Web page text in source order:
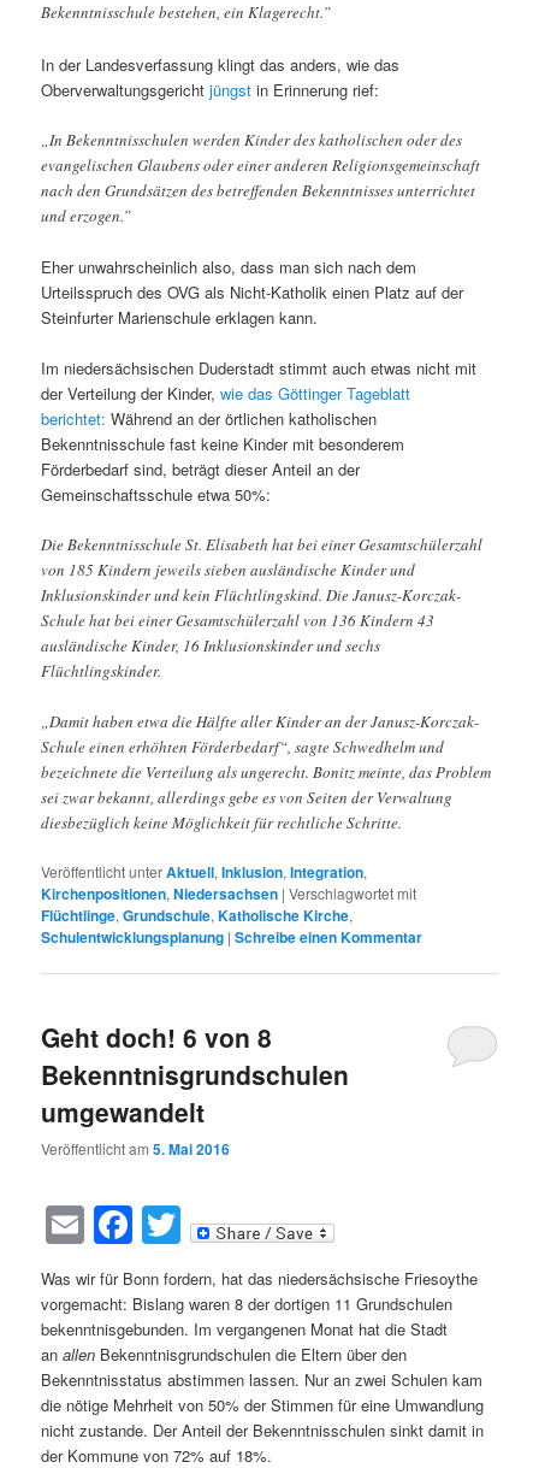
Bekenntnisschule bestehen, ein Klagerecht.”
In der Landesverfassung klingt das anders, wie das
Oberverwaltungsgerichtjüngstin Erinnerung rief:
„In Bekenntnisschulen werden Kinder des katholischen oder des
evangelischen Glaubens oder einer anderen Religionsgemeinschaft
nach den Grundsätzen des betreffenden Bekenntnisses unterrichtet
und erzogen.”
Eher unwahrscheinlich also, dass man sich nach dem
Urteilsspruch des OVG als Nicht-Katholik einen Platz auf der
Steinfurter Marienschule erklagen kann.
Im niedersächsischen Duderstadt stimmt auch etwas nicht mit
der Verteilung der Kinder,wie das Göttinger Tageblatt
berichtet: Während an der örtlichen katholischen
Bekenntnisschule fast keine Kinder mit besonderem
Förderbedarf sind, beträgt dieser Anteil an der
Gemeinschaftsschule etwa 50%:
Die Bekenntnisschule St. Elisabeth hat bei einer Gesamtschülerzahl
von 185 Kindern jeweils sieben ausländische Kinder und
Inklusionskinder und kein Flüchtlingskind. Die Janusz-Korczak-
Schule hat bei einer Gesamtschülerzahl von 136 Kindern 43
ausländische Kinder, 16 Inklusionskinder und sechs
Flüchtlingskinder.
„Damit haben etwa die Hälfte aller Kinder an der Janusz-Korczak-
Schule einen erhöhten Förderbedarf“, sagte Schwedhelm und
bezeichnete die Verteilung als ungerecht. Bonitz meinte, das Problem
sei zwar bekannt, allerdings gebe es von Seiten der Verwaltung
diesbezüglich keine Möglichkeit für rechtliche Schritte.
Veröffentlicht unterAktuell,Inklusion,Integration,
Kirchenpositionen,Niedersachsen |Verschlagwortet mit
Flüchtlinge,Grundschule,Katholische Kirche,
Schulentwicklungsplanung |Schreibe einen Kommentar
Geht doch! 6 von 8
Bekenntnisgrundschulen
umgewandelt
Veröffentlicht am5. Mai 2016
EmailFacebook
Twitter
Was wir für Bonn fordern, hat das niedersächsische Friesoythe
vorgemacht: Bislang waren 8 der dortigen 11 Grundschulen
bekenntnisgebunden. Im vergangenen Monat hat die Stadt
anallen Bekenntnisgrundschulen die Eltern über den
Bekenntnisstatus abstimmen lassen. Nur an zwei Schulen kam
die nötige Mehrheit von 50% der Stimmen für eine Umwandlung
nicht zustande. Der Anteil der Bekenntnisschulen sinkt damit in
der Kommune von 72% auf 18%.